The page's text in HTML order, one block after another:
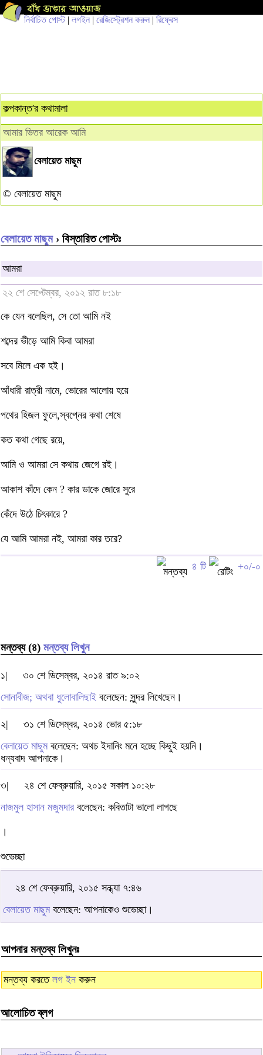
নির্বাচিত পোস্ট| লগইন | রেজিস্ট্রেশন করুন | রিফ্রেস
কল্পকান্ত'র কথামালা
আমার ভিতর আরেক আমি
বেলায়েত মাছুম
© বেলায়েত মাছুম
বেলায়েত মাছুম› বিস্তারিত পোস্টঃ
আমরা
২২ শে সেপ্টেম্বর, ২০১২ রাত ৮:১৮
কে যেন বলেছিল, সে তো আমি নই
শব্দের ভীড়ে আমি কিবা আমরা
সবে মিলে এক হই।
আঁধারী রাত্রী নামে, ভোরের আলোয় হয়ে
পথের হিজল ফুলে,স্বপ্নের কথা শেষে
কত কথা গেছে রয়ে,
আমি ও আমরা সে কথায় জেগে রই।
আকাশ কাঁদে কেন ? কার ডাকে জোরে সুরে
কেঁদে উঠে চিৎকারে ?
যে আমি আমরা নই, আমরা কার তরে?
৪ টি +০/-০
মন্তব্য (৪) মন্তব্য লিখুন
১|
৩০ শে ডিসেম্বর, ২০১৪ রাত ৯:০২
সোনাবীজ; অথবা ধুলোবালিছাই বলেছেন: সুন্দর লিখেছেন।
২|
৩১ শে ডিসেম্বর, ২০১৪ ভোর ৫:১৮
বেলায়েত মাছুমবলেছেন: অথচ ইদানিং মনে হচ্ছে কিছুই হয়নি।
ধন্যবাদ আপনাকে।
৩|
২৪ শে ফেব্রুয়ারি, ২০১৫ সকাল ১০:২৮
নাজমুল হাসান মজুমদার বলেছেন: কবিতাটা ভালো লাগছে
।
শুভেচ্ছা
২৪ শে ফেব্রুয়ারি, ২০১৫ সন্ধ্যা ৭:৪৬
বেলায়েত মাছুমবলেছেন: আপনাকেও শুভেচ্ছা।
আপনার মন্তব্য লিখুনঃ
মন্তব্য করতে লগ ইন করুন
আলোচিত ব্লগ